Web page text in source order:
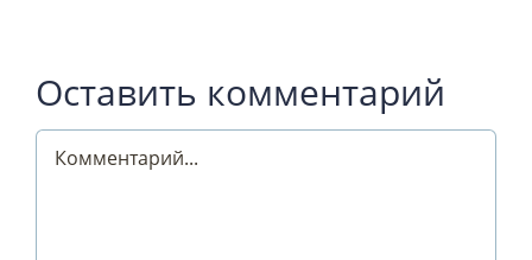
Оставить комментарий
Comment